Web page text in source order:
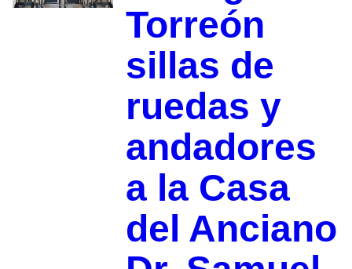
Torreón
sillas de
ruedas y
andadores
a la Casa
del Anciano